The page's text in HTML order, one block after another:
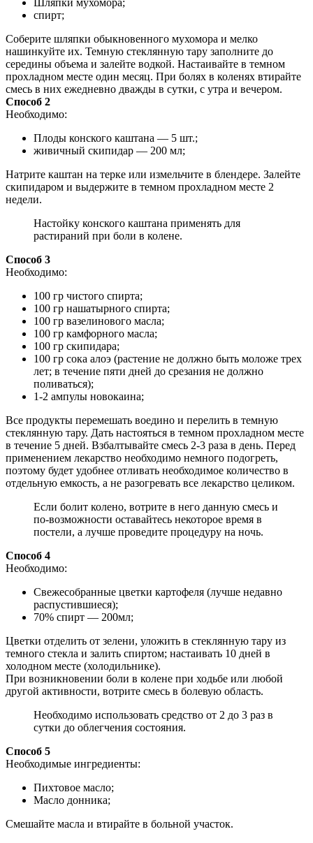
спирт;
Соберите шляпки обыкновенного мухомора и мелко
нашинкуйте их. Темную стеклянную тару заполните до
середины объема и залейте водкой. Настаивайте в темном
прохладном месте один месяц. При болях в коленях втирайте
смесь в них ежедневно дважды в сутки, с утра и вечером.
Способ 2
Необходимо:
Плоды конского каштана — 5 шт.;
живичный скипидар — 200 мл;
Натрите каштан на терке или измельчите в блендере. Залейте
скипидаром и выдержите в темном прохладном месте 2
недели.
Настойку конского каштана применять для
растираний при боли в колене.
Способ 3
Необходимо:
100 гр чистого спирта;
100 гр нашатырного спирта;
100 гр вазелинового масла;
100 гр камфорного масла;
100 гр скипидара;
100 гр сока алоэ (растение не должно быть моложе трех
лет; в течение пяти дней до срезания не должно
поливаться);
1-2 ампулы новокаина;
Все продукты перемешать воедино и перелить в темную
стеклянную тару. Дать настояться в темном прохладном месте
в течение 5 дней. Взбалтывайте смесь 2-3 раза в день. Перед
применением лекарство необходимо немного подогреть,
поэтому будет удобнее отливать необходимое количество в
отдельную емкость, а не разогревать все лекарство целиком.
Если болит колено, вотрите в него данную смесь и
по-возможности оставайтесь некоторое время в
постели, а лучше проведите процедуру на ночь.
Способ 4
Необходимо:
Свежесобранные цветки картофеля (лучше недавно
распустившиеся);
70% спирт — 200мл;
Цветки отделить от зелени, уложить в стеклянную тару из
темного стекла и залить спиртом; настаивать 10 дней в
холодном месте (холодильнике).
При возникновении боли в колене при ходьбе или любой
другой активности, вотрите смесь в болевую область.
Необходимо использовать средство от 2 до 3 раз в
сутки до облегчения состояния.
Способ 5
Необходимые ингредиенты:
Пихтовое масло;
Масло донника;
Смешайте масла и втирайте в больной участок.